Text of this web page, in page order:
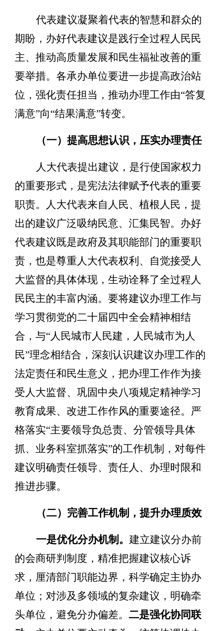
代表建议凝聚着代表的智慧和群众的
期盼，办好代表建议是践行全过程人民民
主、推动高质量发展和民生福祉改善的重
要举措。各承办单位要进一步提高政治站
位，强化责任担当，推动办理工作由“答复
满意”向“结果满意”转变。
（一）提高思想认识，压实办理责任
人大代表提出建议，是行使国家权力
的重要形式，是宪法法律赋予代表的重要
职责。人大代表来自人民、植根人民，提
出的建议广泛吸纳民意、汇集民智。办好
代表建议既是政府及其职能部门的重要职
责，也是尊重人大代表权利、自觉接受人
大监督的具体体现，生动诠释了全过程人
民民主的丰富内涵。要将建议办理工作与
学习贯彻党的二十届四中全会精神相结
合，与“人民城市人民建，人民城市为人
民”理念相结合，深刻认识建议办理工作的
法定责任和民生意义，把办理工作作为接
受人大监督、巩固中央八项规定精神学习
教育成果、 改进工作作风的重要途径。严
格落实“主要领导负总责、分管领导具体
抓、业务科室抓落实”的工作机制，对每件
建议明确责任领导、责任人、办理时限和
推进步骤。
（二）完善工作机制，提升办理质效
一是优化分办机制。建立建议分办前
的会商研判制度，精准把握建议核心诉
求，厘清部门职能边界，科学确定主协办
单位；对涉及多领域的复杂建议，明确牵
头单位，避免分办偏差。二是强化协同联